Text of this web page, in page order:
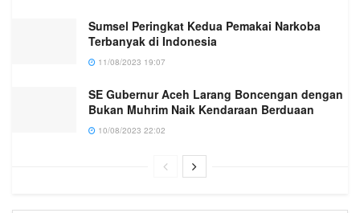
Sumsel Peringkat Kedua Pemakai Narkoba
Terbanyak di Indonesia
11/08/2023 19:07
SE Gubernur Aceh Larang Boncengan dengan
Bukan Muhrim Naik Kendaraan Berduaan
10/08/2023 22:02